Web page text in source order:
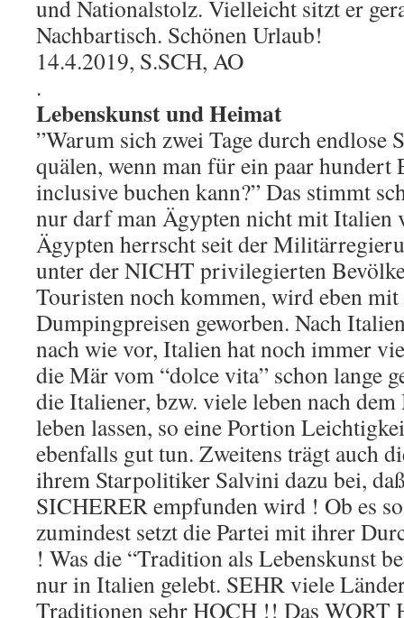
und Nationalstolz. Vielleicht sitzt er
Nachbartisch. Schönen Urlaub!
14.4.2019, S.SCH, AO
.
Lebenskunst und Heimat
”Warum sich zwei Tage durch endlose
quälen, wenn man für ein paar hundert
inclusive buchen kann?” Das stimmt
nur darf man Ägypten nicht mit Italien
Ägypten herrscht seit der
unter der NICHT privilegierten
Touristen noch kommen, wird eben mit
Dumpingpreisen geworben. Nach
nach wie vor, Italien hat noch immer
die Mär vom “dolce vita” schon lange
die Italiener, bzw. viele leben nach
leben lassen, so eine Portion
ebenfalls gut tun. Zweitens trägt auch
ihrem Starpolitiker Salvini dazu bei,
SICHERER empfunden wird ! Ob es
zumindest setzt die Partei mit ihrer
! Was die “Tradition als Lebenskunst
nur in Italien gelebt. SEHR viele
Traditionen sehr HOCH !! Das